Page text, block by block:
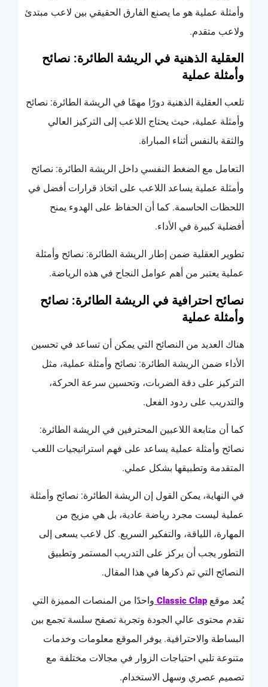
وأمثلة عملية هو ما يصنع الفارق الحقيقي بين لاعب مبتدئ
ولاعب متقدم.
العقلية الذهنية في الريشة الطائرة: نصائح
وأمثلة عملية
تلعب العقلية الذهنية دورًا مهمًا في الريشة الطائرة: نصائح
وأمثلة عملية، حيث يحتاج اللاعب إلى التركيز العالي
والثقة بالنفس أثناء المباراة.
التعامل مع الضغط النفسي داخل الريشة الطائرة: نصائح
وأمثلة عملية يساعد اللاعب على اتخاذ قرارات أفضل في
اللحظات الحاسمة. كما أن الحفاظ على الهدوء يمنح
أفضلية كبيرة في الأداء.
تطوير العقلية ضمن إطار الريشة الطائرة: نصائح وأمثلة
عملية يعتبر من أهم عوامل النجاح في هذه الرياضة.
نصائح احترافية في الريشة الطائرة: نصائح
وأمثلة عملية
هناك العديد من النصائح التي يمكن أن تساعد في تحسين
الأداء ضمن الريشة الطائرة: نصائح وأمثلة عملية، مثل
التركيز على دقة الضربات، وتحسين سرعة الحركة،
والتدريب على ردود الفعل.
كما أن متابعة اللاعبين المحترفين في الريشة الطائرة:
نصائح وأمثلة عملية يساعد على فهم استراتيجيات اللعب
المتقدمة وتطبيقها بشكل عملي.
في النهاية، يمكن القول إن الريشة الطائرة: نصائح وأمثلة
عملية ليست مجرد رياضة عادية، بل هي مزيج من
المهارة، اللياقة، والتفكير السريع. كل لاعب يسعى إلى
التطور يجب أن يركز على التدريب المستمر وتطبيق
النصائح التي تم ذكرها في هذا المقال.
يُعد موقع Classic Clap واحدًا من المنصات المميزة التي
تقدم محتوى عالي الجودة وتجربة تصفح سلسة تجمع بين
البساطة والاحترافية. يوفر الموقع معلومات وخدمات
متنوعة تلبي احتياجات الزوار في مجالات مختلفة مع
تصميم عصري وسهل الاستخدام.